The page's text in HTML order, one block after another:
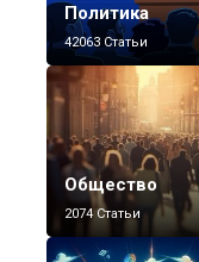
Политика
42063 Статьи
Общество
2074 Статьи